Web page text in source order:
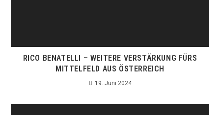
RICO BENATELLI – WEITERE VERSTÄRKUNG FÜRS
MITTELFELD AUS ÖSTERREICH
19. Juni 2024